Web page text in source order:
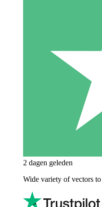
2 dagen geleden
Wide variety of vectors